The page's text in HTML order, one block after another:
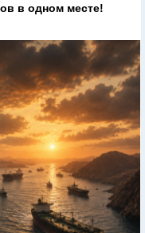
в одном месте!